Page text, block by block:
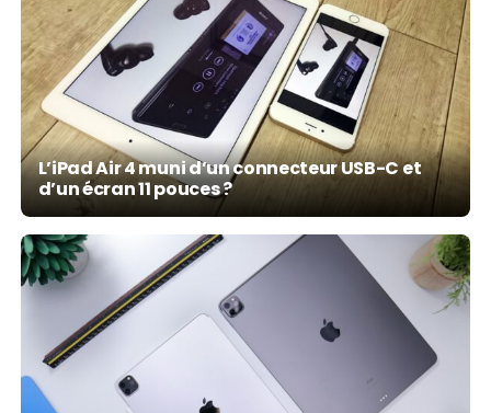
L’iPad Air 4 muni d’un connecteur USB-C et
d’un écran 11 pouces ?